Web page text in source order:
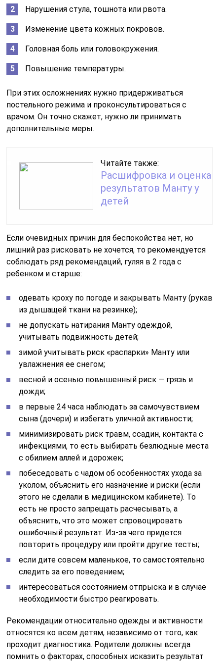
Нарушения стула, тошнота или рвота.
Изменение цвета кожных покровов.
Головная боль или головокружения.
Повышение температуры.
При этих осложнениях нужно придерживаться
постельного режима и проконсультироваться с
врачом. Он точно скажет, нужно ли принимать
дополнительные меры.
Читайте также:
Расшифровка и оценка
результатов Манту у
детей
Если очевидных причин для беспокойства нет, но
лишний раз рисковать не хочется, то рекомендуется
соблюдать ряд рекомендаций, гуляя в 2 года с
ребенком и старше:
одевать кроху по погоде и закрывать Манту (рукав
из дышащей ткани на резинке);
не допускать натирания Манту одеждой,
учитывать подвижность детей;
зимой учитывать риск «распарки» Манту или
увлажнения ее снегом;
весной и осенью повышенный риск — грязь и
дожди;
в первые 24 часа наблюдать за самочувствием
сына (дочери) и избегать уличной активности;
минимизировать риск травм, ссадин, контакта с
инфекциями, то есть выбирать безлюдные места
с обилием аллей и дорожек;
побеседовать с чадом об особенностях ухода за
уколом, объяснить его назначение и риски (если
этого не сделали в медицинском кабинете). То
есть не просто запрещать расчесывать, а
объяснить, что это может спровоцировать
ошибочный результат. Из-за чего придется
повторить процедуру или пройти другие тесты;
если дите совсем маленькое, то самостоятельно
следить за его поведением;
интересоваться состоянием отпрыска и в случае
необходимости быстро реагировать.
Рекомендации относительно одежды и активности
относятся ко всем детям, независимо от того, как
проходит диагностика. Родители должны всегда
помнить о факторах, способных исказить результат